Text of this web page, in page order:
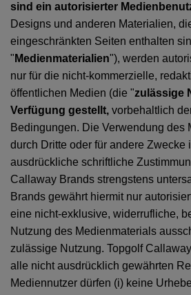
sind ein autorisierter
Designs und anderen Materialien,
eingeschränkten Seiten enthalten
" Medienmaterialien"), werden
nur für die nicht-kommerzielle,
öffentlichen Medien (die "zulässige
Verfügung gestellt, vorbehaltlich
Bedingungen. Die Verwendung des
durch Dritte oder für andere Zwecke
ausdrückliche schriftliche
Callaway Brands strengstens
Brands gewährt hiermit nur
eine nicht-exklusive, widerrufliche,
Nutzung des Medienmaterials
zulässige Nutzung. Topgolf
alle nicht ausdrücklich gewährten
Mediennutzer dürfen (i) keine